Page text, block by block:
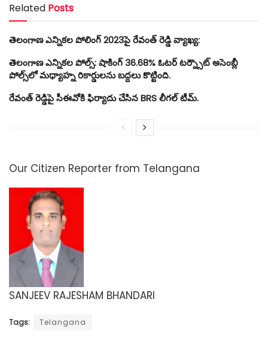
Related Posts
తెలంగాణ ఎన్నికల పోలింగ్ 2023పై రేవంత్ రెడ్డి వ్యాఖ్య:
తెలంగాణ ఎన్నికల పోల్స్: షాకింగ్ 36.68% ఓటర్ టర్న్సౌట్ అసెంబ్లీ
పోల్స్‌లో మధ్యాహ్న రికార్డులను బద్దలు కొట్టింది.
రేవంత్ రెడ్డిపై సీఈవోకి ఫిర్యాదు చేసిన BRS లీగల్ టీమ్.
Our Citizen Reporter from Telangana
SANJEEV RAJESHAM BHANDARI
Tags: Telangana